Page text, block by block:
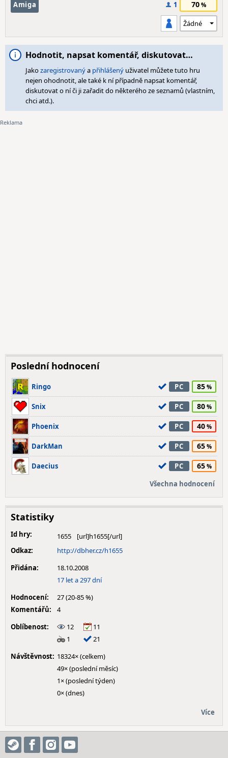
Amiga 1 70
Hodnotit, napsat komentář, diskutovat…
Jakozaregistrovanýa přihlášený uživatel můžete tuto hru
nejen ohodnotit, ale také k ní případně napsat komentář,
diskutovat o ní či ji zařadit do některého ze seznamů (vlastním,
chci atd.).
Poslední hodnocení
Ringo PC 85
Snix PC 80
Phoenix PC 40
DarkMan PC 65
Daecius PC 65
Všechna hodnocení
Statistiky
Id hry:
1655
Odkaz:
http://dbher.cz/h1655
Přidána:
18.10.2008
17 let a 297 dní
Hodnocení:
27 (20-85 %)
Komentářů:
4
Oblíbenost:
12
11
1
21
Návštěvnost: 18324× (celkem)
49× (poslední měsíc)
1× (poslední týden)
0× (dnes)
Více